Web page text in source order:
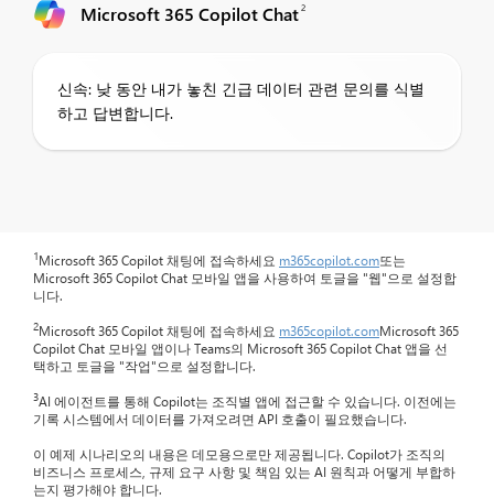
Microsoft 365 Copilot Chat2
신속: 낮 동안 내가 놓친 긴급 데이터 관련 문의를 식별
하고 답변합니다.
1Microsoft 365 Copilot 채팅에 접속하세요 m365copilot.com또는
Microsoft 365 Copilot Chat 모바일 앱을 사용하여 토글을 "웹"으로 설정합
니다.
2Microsoft 365 Copilot 채팅에 접속하세요 m365copilot.comMicrosoft 365
Copilot Chat 모바일 앱이나 Teams의 Microsoft 365 Copilot Chat 앱을 선
택하고 토글을 "작업"으로 설정합니다.
3AI 에이전트를 통해 Copilot는 조직별 앱에 접근할 수 있습니다. 이전에는
기록 시스템에서 데이터를 가져오려면 API 호출이 필요했습니다.
이 예제 시나리오의 내용은 데모용으로만 제공됩니다. Copilot가 조직의
비즈니스 프로세스, 규제 요구 사항 및 책임 있는 AI 원칙과 어떻게 부합하
는지 평가해야 합니다.